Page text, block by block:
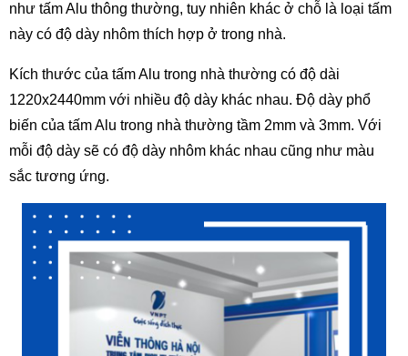
như tấm Alu thông thường, tuy nhiên khác ở chỗ là loại tấm
này có độ dày nhôm thích hợp ở trong nhà.
Kích thước của tấm Alu trong nhà thường có độ dài
1220x2440mm với nhiều độ dày khác nhau. Độ dày phổ
biến của tấm Alu trong nhà thường tầm 2mm và 3mm. Với
mỗi độ dày sẽ có độ dày nhôm khác nhau cũng như màu
sắc tương ứng.